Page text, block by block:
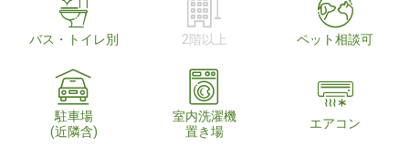
バス・トイレ別 2階以上 ペット相談可
駐車場
(近隣含)
室内洗濯機
置き場
エアコン